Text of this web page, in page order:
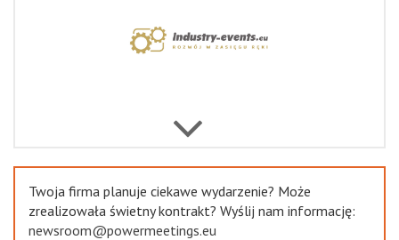
Twoja firma planuje ciekawe wydarzenie? Może
zrealizowała świetny kontrakt? Wyślij nam informację:
newsroom@powermeetings.eu